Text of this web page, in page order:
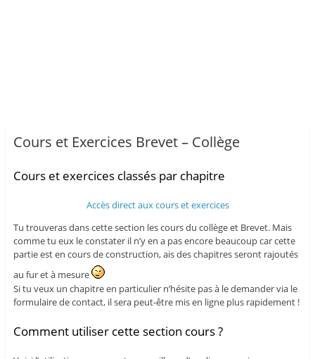
Cours et Exercices Brevet – Collège
Cours et exercices classés par chapitre
Accès direct aux cours et exercices
Tu trouveras dans cette section les cours du collège et Brevet. Mais
comme tu eux le constater il n’y en a pas encore beaucoup car cette
partie est en cours de construction, ais des chapitres seront rajoutés
au fur et à mesure
Si tu veux un chapitre en particulier n’hésite pas à le demander via le
formulaire de contact, il sera peut-être mis en ligne plus rapidement !
Comment utiliser cette section cours ?